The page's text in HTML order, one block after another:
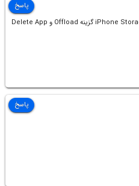
چرا تو قسمت iPhone Storage گزینه Offload و Delete App
پاسخ
پاسخ